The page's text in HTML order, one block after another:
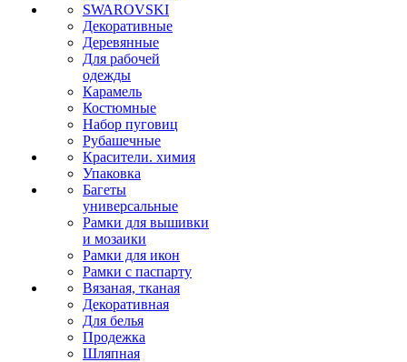
SWAROVSKI
Декоративные
Деревянные
Для рабочей
одежды
Карамель
Костюмные
Набор пуговиц
Рубашечные
Красители. химия
Упаковка
Багеты
универсальные
Рамки для вышивки
и мозаики
Рамки для икон
Рамки с паспарту
Вязаная, тканая
Декоративная
Для белья
Продежка
Шляпная